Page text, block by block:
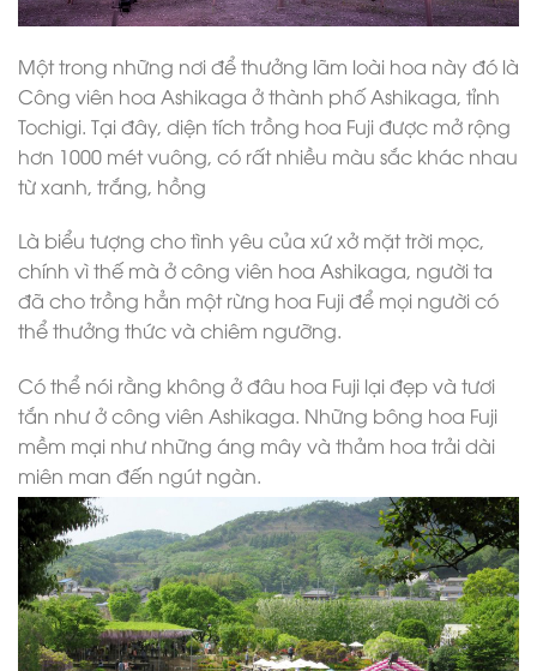
Một trong những nơi để thưởng lãm loài hoa này đó là
Công viên hoa Ashikaga ở thành phố Ashikaga, tỉnh
Tochigi. Tại đây, diện tích trồng hoa Fuji được mở rộng
hơn 1000 mét vuông, có rất nhiều màu sắc khác nhau
từ xanh, trắng, hồng
Là biểu tượng cho tình yêu của xứ xở mặt trời mọc,
chính vì thế mà ở công viên hoa Ashikaga, người ta
đã cho trồng hẳn một rừng hoa Fuji để mọi người có
thể thưởng thức và chiêm ngưỡng.
Có thể nói rằng không ở đâu hoa Fuji lại đẹp và tươi
tắn như ở công viên Ashikaga. Những bông hoa Fuji
mềm mại như những áng mây và thảm hoa trải dài
miên man đến ngút ngàn.